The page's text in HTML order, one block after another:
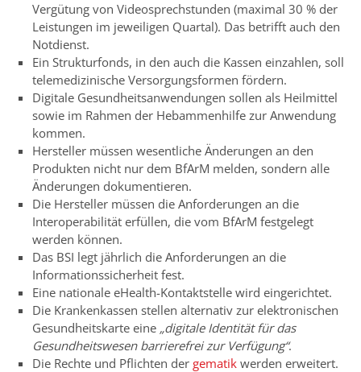
Vergütung von Videosprechstunden (maximal 30 % der
Leistungen im jeweiligen Quartal). Das betrifft auch den
Notdienst.
Ein Strukturfonds, in den auch die Kassen einzahlen, soll
telemedizinische Versorgungsformen fördern.
Digitale Gesundheitsanwendungen sollen als Heilmittel
sowie im Rahmen der Hebammenhilfe zur Anwendung
kommen.
Hersteller müssen wesentliche Änderungen an den
Produkten nicht nur dem BfArM melden, sondern alle
Änderungen dokumentieren.
Die Hersteller müssen die Anforderungen an die
Interoperabilität erfüllen, die vom BfArM festgelegt
werden können.
Das BSI legt jährlich die Anforderungen an die
Informationssicherheit fest.
Eine nationale eHealth-Kontaktstelle wird eingerichtet.
Die Krankenkassen stellen alternativ zur elektronischen
Gesundheitskarte eine „digitale Identität für das
Gesundheitswesen barrierefrei zur Verfügung“.
Die Rechte und Pflichten der gematik werden erweitert.